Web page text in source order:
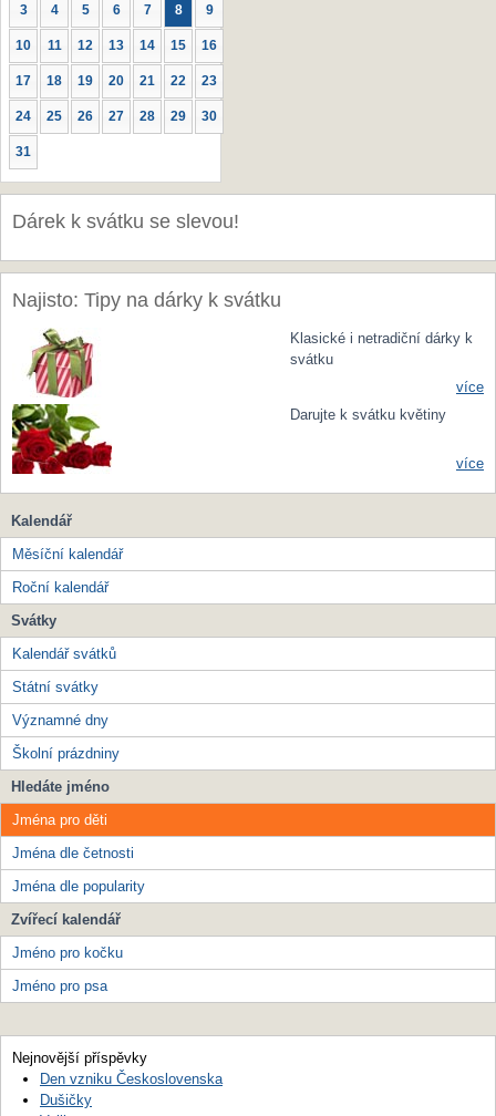
3 4 5 6 7 8 9
10 11 12 13 14 15 16
17 18 19 20 21 22 23
24 25 26 27 28 29 30
31
Dárek k svátku se slevou!
Najisto: Tipy na dárky k svátku
Klasické i netradiční dárky k
svátku
více
Darujte k svátku květiny
více
Kalendář
Měsíční kalendář
Roční kalendář
Svátky
Kalendář svátků
Státní svátky
Významné dny
Školní prázdniny
Hledáte jméno
Jména pro děti
Jména dle četnosti
Jména dle popularity
Zvířecí kalendář
Jméno pro kočku
Jméno pro psa
Nejnovější příspěvky
Den vzniku Československa
Dušičky